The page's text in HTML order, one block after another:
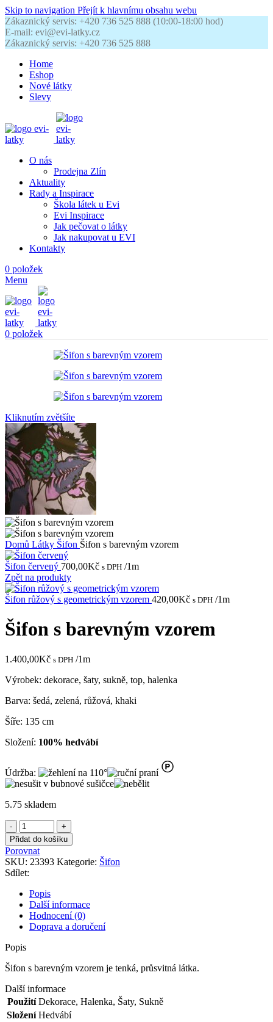
Skip to navigation Přejít k hlavnímu obsahu webu
Zákaznický servis: +420 736 525 888 (10:00-18:00 hod)
E-mail: evi@evi-latky.cz
Zákaznický servis: +420 736 525 888
Home
Eshop
Nové látky
Slevy
O nás
Prodejna Zlín
Aktuality
Rady a Inspirace
Škola látek u Evi
Evi Inspirace
Jak pečovat o látky
Jak nakupovat u EVI
Kontakty
0 položek
Menu
0 položek
Kliknutím zvětšíte
Domů Látky Šifon Šifon s barevným vzorem
Šifon červený 700,00Kč s DPH /1m
Zpět na produkty
Šifon růžový s geometrickým vzorem 420,00Kč s DPH /1m
Šifon s barevným vzorem
1.400,00Kč s DPH /1m
Výrobek: dekorace, šaty, sukně, top, halenka
Barva: šedá, zelená, růžová, khaki
Šíře: 135 cm
Složení: 100% hedvábí
Údržba:
5.75 skladem
Šifon
s
barevným
vzorem
množství
Přidat do košíku
Porovnat
SKU: 23393 Kategorie: Šifon
Sdílet:
Popis
Další informace
Hodnocení (0)
Doprava a doručení
Popis
Šifon s barevným vzorem je tenká, průsvitná látka.
Další informace
Použití Dekorace, Halenka, Šaty, Sukně
Složení Hedvábí